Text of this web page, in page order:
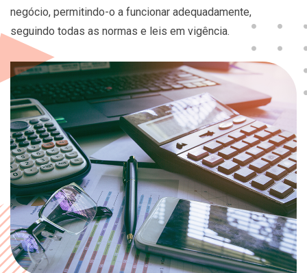
negócio, permitindo-o a funcionar adequadamente,
seguindo todas as normas e leis em vigência.